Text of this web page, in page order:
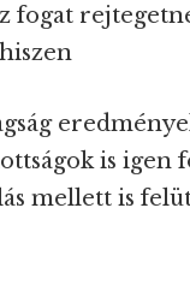
fogat
is igen
mellett is